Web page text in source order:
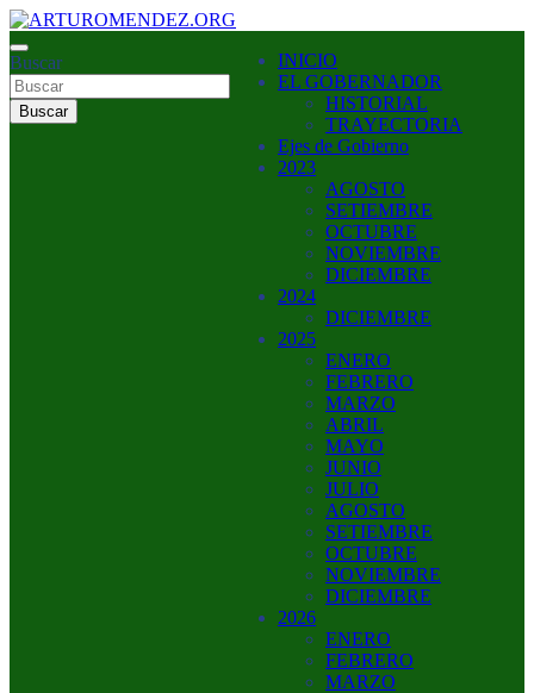
Saltar
al
contenido
ARTUROMENDEZ.ORG
ARTURO MENDEZ GOBERNADOR 2023
Buscar
Buscar
INICIO
EL GOBERNADOR
HISTORIAL
TRAYECTORIA
Ejes de Gobierno
2023
AGOSTO
SETIEMBRE
OCTUBRE
NOVIEMBRE
DICIEMBRE
2024
DICIEMBRE
2025
ENERO
FEBRERO
MARZO
ABRIL
MAYO
JUNIO
JULIO
AGOSTO
SETIEMBRE
OCTUBRE
NOVIEMBRE
DICIEMBRE
2026
ENERO
FEBRERO
MARZO